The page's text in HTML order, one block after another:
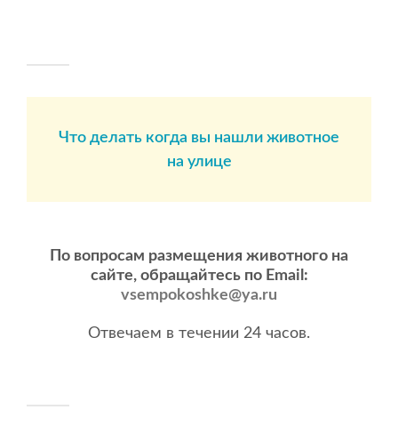
Что делать когда вы нашли животное
на улице
По вопросам размещения животного на
сайте, обращайтесь по Email:
vsempokoshke@ya.ru
Отвечаем в течении 24 часов.